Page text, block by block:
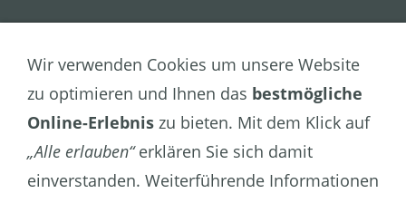
Ansprechpartner
Partner
Wir verwenden Cookies um unsere Website
zu optimieren und Ihnen das bestmögliche
Online-Erlebnis zu bieten. Mit dem Klick auf
„Alle erlauben“erklären Sie sich damit
einverstanden. Weiterführende Informationen